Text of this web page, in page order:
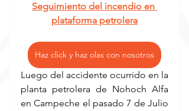
Seguimiento del incendio en
plataforma petrolera
Haz click y haz olas con nosotros
Luego del accidente ocurrido en la
planta petrolera de Nohoch Alfa
en Campeche el pasado 7 de Julio